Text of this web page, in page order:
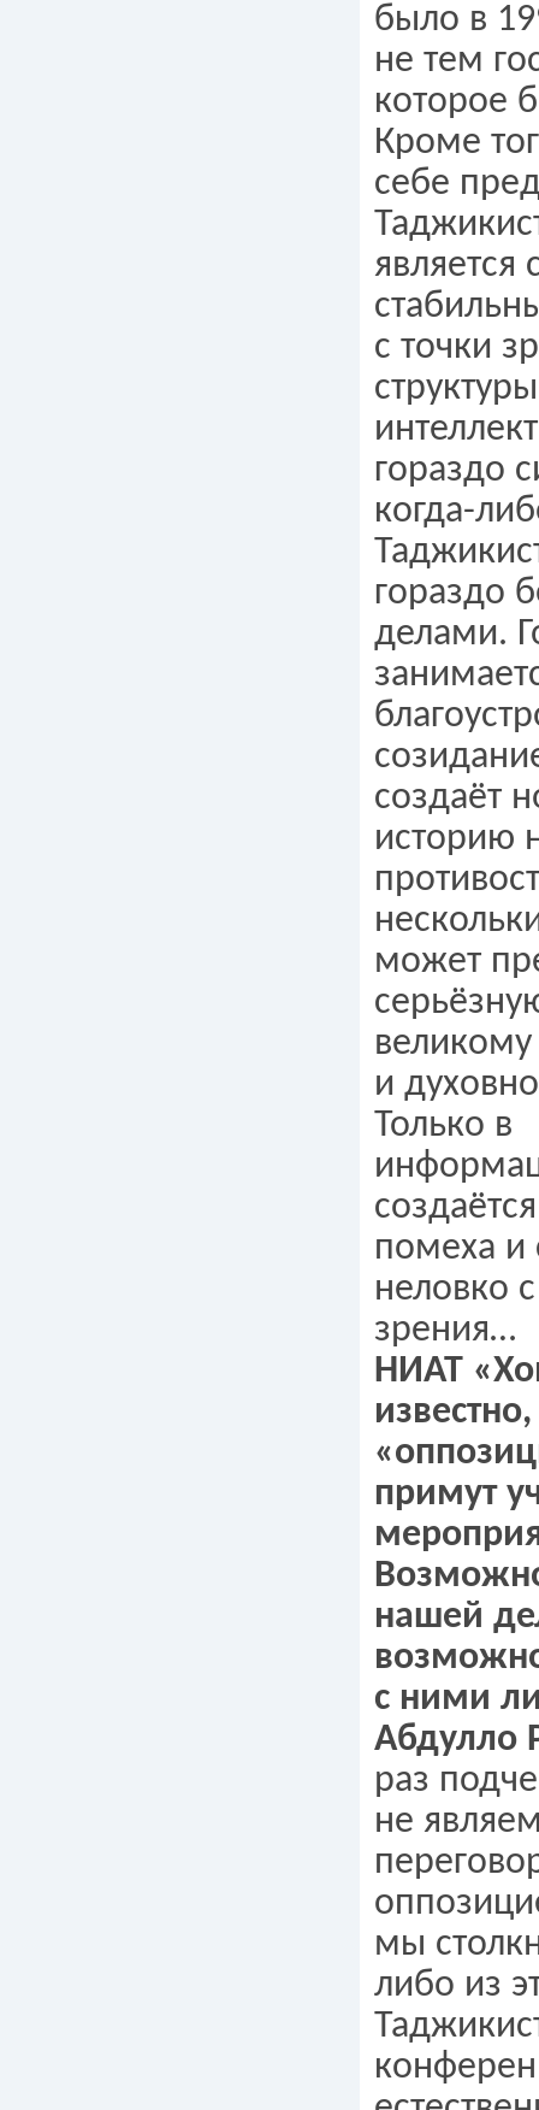
было в
не тем
которое
Кроме
себе
с точки
гораздо
когда-
гораздо
делами.
создаёт
историю
может
и
Только в
помеха и
неловко
зрения…
НИАТ
примут
нашей
с ними
Абдулло
раз
не
мы
либо из